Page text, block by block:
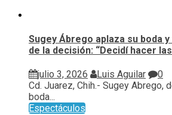
Sugey Ábrego aplaza su boda
de la decisión: “Decidí hacer
julio 3, 2026 Luis Aguilar
0
Cd. Juarez, Chih.- Sugey Abrego,
boda...
Espectáculos